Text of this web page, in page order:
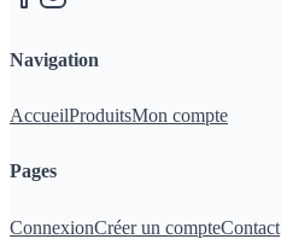
Navigation
AccueilProduitsMon compte
Pages
ConnexionCréer un compteContact